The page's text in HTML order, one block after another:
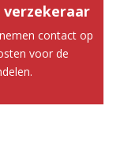
contact op
voor de